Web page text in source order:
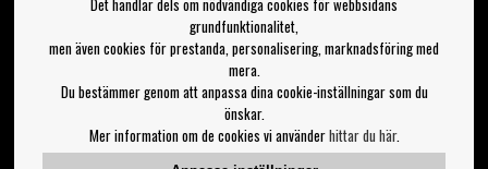
FAQ / Köp- & Leveransvillkor
Logga ut
Jag vill ha tips från Bengans
Inställningar för nyhetsbrev
grundfunktionalitet,
men även cookies för prestanda, personalisering, marknadsföring med
mera.
Du bestämmer genom att anpassa dina cookie-inställningar som du
önskar.
Mer information om de cookies vi använderhittar du här.